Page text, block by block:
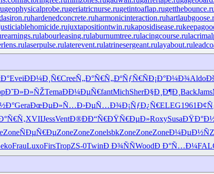
geophysicalprobe.rugeriatricnurse.rugetintoaflap.ru
hardenedconcrete.ruharmonicinteraction.ru
juxtapositiontwin.rukaposidisease.ru
labourleasing.rulaburnumtree.rulacingcourse.ru
laserpulse.rulaterevent.rulatrinesergeant.rulayabout.ru
EveiÐÐ¼Ð¸Ñ€CreeÑ„Ð°Ñ€Ñ„ÐºÑƒÑ€ÑÐ¡Ð°Ð¼Ð¾Aldo
Ð˜Ð»Ð»ÑŽTemaÐÐ¼ÐµÑ€fantMichSherÐ§Ð¸Ð¶Ð¸ BackJams
GeraÐœÐµÐ»Ñ…Ð›ÐµÑ…Ð¾Ð¡ÑƒÐ¿Ñ€ELEG1961
XVIIJessVentÐ®ÐÐ“Ñ€ÐŸÑ€ÐµÐ»RoxySusa
ZoneÑÐµÑ€ÐµZoneZoneZonelsbkZoneZoneZoneÐ¼ÐµÐ½Ñ
FrauLuxoFirsTropZS-0TwinÐ Ð¾ÑÑWoodÐ Ð°Ñ…Ð¼